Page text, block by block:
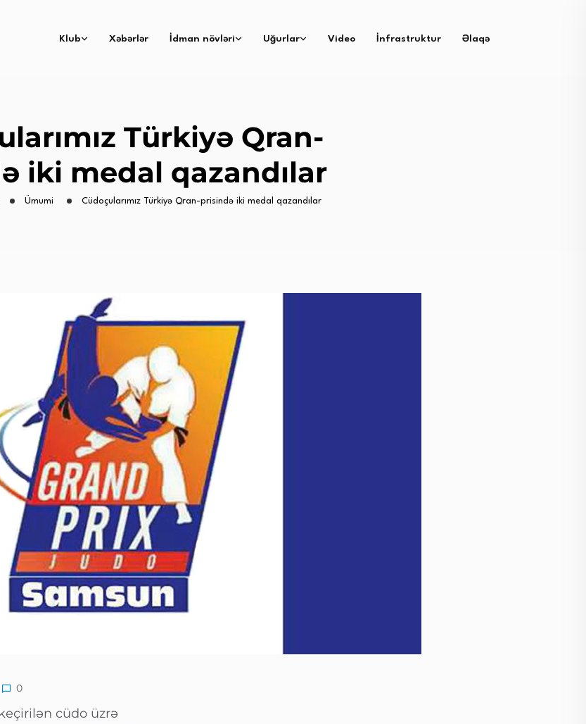
Klub Xəbərlər İdman növləri Uğurlar Video İnfrastruktur Əlaqə
Türkiyə Qran-
iki medal qazandılar
Ümumi Cüdoçularımız Türkiyə Qran-prisində iki medal qazandılar
0
cüdo üzrə